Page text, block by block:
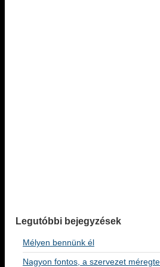
Legutóbbi bejegyzések
Mélyen bennünk él
Nagyon fontos, a szervezet